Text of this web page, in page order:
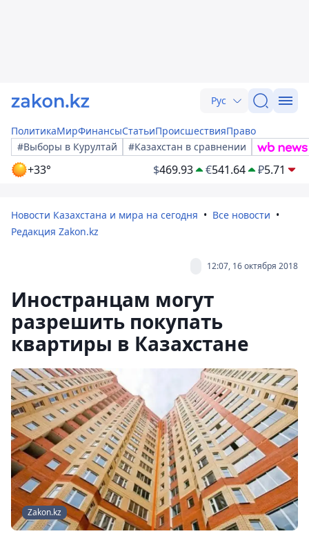
Рус
ПолитикаМирФинансыСтатьиПроисшествияПраво
#Выборы в Курултай
#Казахстан в сравнении
+33° $469.93 €541.64 ₽5.71
Новости Казахстана и мира на сегодня
Все новости
Редакция Zakon.kz
12:07, 16 октября 2018
Иностранцам могут
разрешить покупать
квартиры в Казахстане
Zakon.kz